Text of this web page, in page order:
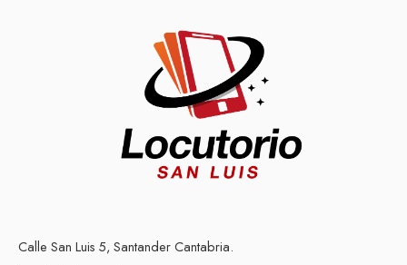
Calle San Luis 5, Santander Cantabria.